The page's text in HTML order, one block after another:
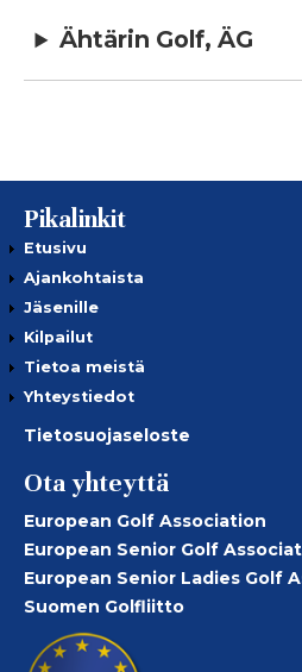
Ähtärin Golf, ÄG
Pikalinkit
Etusivu
Ajankohtaista
Jäsenille
Kilpailut
Tietoa meistä
Yhteystiedot
Tietosuojaseloste
Ota yhteyttä
European Golf Association
European Senior Golf
European Senior Ladies Golf
Suomen Golfliitto